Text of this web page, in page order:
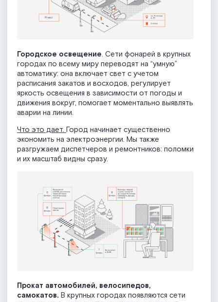
Городское освещение. Сети фонарей в крупных
городах по всему миру переводят на “умную”
автоматику: она включает свет с учетом
расписания закатов и восходов, регулирует
яркость освещения в зависимости от погоды и
движения вокруг, помогает моментально выявлять
аварии на линии.
Что это дает. Город начинает существенно
экономить на электроэнергии. Мы также
разгружаем диспетчеров и ремонтников: поломки
и их масштаб видны сразу.
Прокат автомобилей, велосипедов,
самокатов. В крупных городах появляются сети